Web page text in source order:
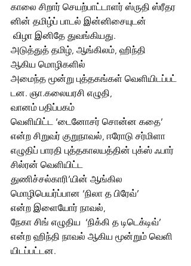
காலை சிறார் செயற்பாட்டாளர் ஸ்ருதி ஸ்ரீதர
னின் தமிழ்ப் பாடல் இன்னிசையுடன்
விழா இனிதே துவங்கியது.
அடுத்துத் தமிழ், ஆங்கிலம், ஹிந்தி
ஆகிய மொழிகளில்
அமைந்த மூன்று புத்தகங்கள் வெளியிடப்பட்
டன. ஞா.கலையரசி எழுதி,
வானம் பதிப்பகம்
வெளியிட்ட ‘டைனோசர் சொன்ன கதை’
என்ற சிறுவர் குறுநாவல், ஈரோடு சர்மிளா
எழுதிப் பாரதி புத்தகாலயத்தின் புக்ஸ் ஃபார்
சில்ரன் வெளியிட்ட
துணிச்சல்காரி’யின் ஆங்கில
மொழிபெயர்ப்பான ‘நிலா த பிரேவ்’
என்ற இளையோர் நாவல்,
நேகா சிங் எழுதிய  ‘நிக்கி த டிடெக்டிவ்’
என்ற ஹிந்தி நாவல் ஆகிய மூன்றும் வெளி
யிடப்பட்டன.